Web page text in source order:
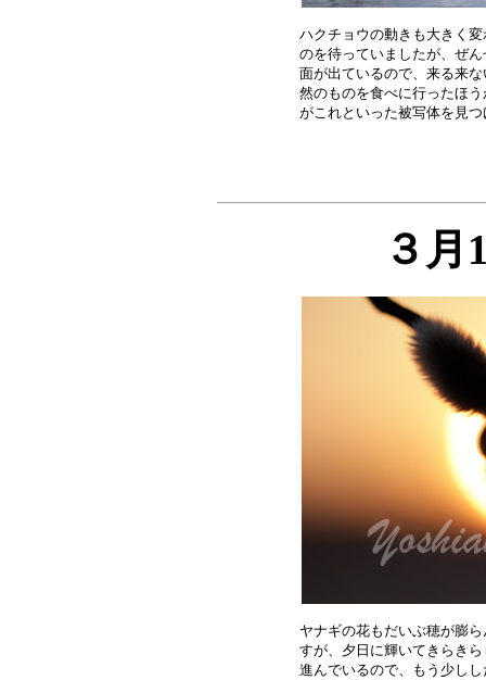
ハクチョウの動きも大きく
のを待っていましたが、ぜ
面が出ているので、来る来
然のものを食べに行ったほ
３月
ヤナギの花もだいぶ穂が膨
すが、夕日に輝いてきらき
進んでいるので、もう少し